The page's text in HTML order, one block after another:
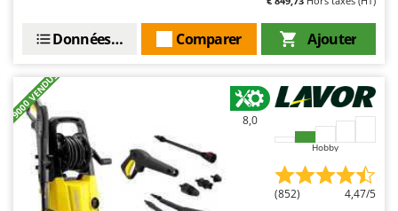
Outdoorchef
Palazzetti
Palumbo Pavi
Partisani
Paterlini
Philips
Ajouter
Comparer
Données techniques
+9000 VENDUS 8,0
Hobby
(852) 4,47/5